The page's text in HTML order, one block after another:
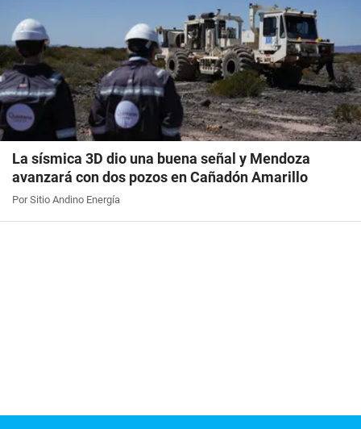
La sísmica 3D dio una buena señal y Mendoza
avanzará con dos pozos en Cañadón Amarillo
Por Sitio Andino Energía